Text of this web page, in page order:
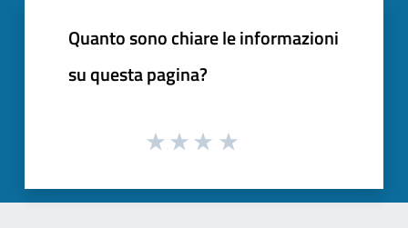
Quanto sono chiare le informazioni
su questa pagina?